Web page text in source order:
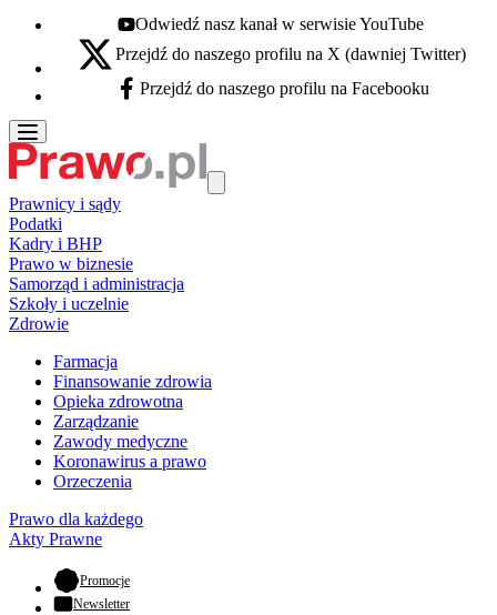
Youtube - otwiera się w nowej karcie
Odwiedź nasz kanał w serwisie YouTube
X - otwiera się w nowej karcie
Przejdź do naszego profilu na X (dawniej Twitter)
Facebook - otwiera się w nowej karcie
Przejdź do naszego profilu na Facebooku
Prawnicy i sądy
Podatki
Kadry i BHP
Prawo w biznesie
Samorząd i administracja
Szkoły i uczelnie
Zdrowie
Farmacja
Finansowanie zdrowia
Opieka zdrowotna
Zarządzanie
Zawody medyczne
Koronawirus a prawo
Orzeczenia
Prawo dla każdego
Akty Prawne
Promocje- otwiera się w nowej karcie
Newsletter